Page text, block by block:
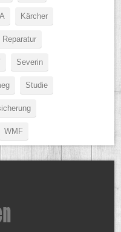
Kärcher
Reparatur
Severin
Studie
WMF